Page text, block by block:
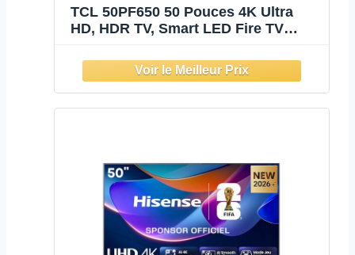
TCL 50PF650 50 Pouces 4K Ultra
HD, HDR TV, Smart LED Fire TV
HDR 10, Alexa intégré, Airplay2,
Miracast)